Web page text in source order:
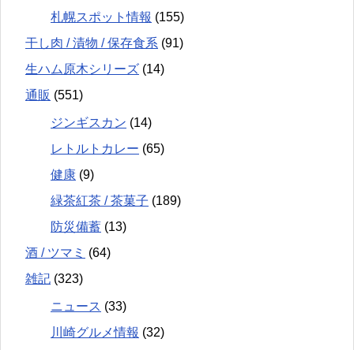
札幌スポット情報 (155)
干し肉 / 漬物 / 保存食系 (91)
生ハム原木シリーズ (14)
通販 (551)
ジンギスカン (14)
レトルトカレー (65)
健康 (9)
緑茶紅茶 / 茶菓子 (189)
防災備蓄 (13)
酒 / ツマミ (64)
雑記 (323)
ニュース (33)
川崎グルメ情報 (32)